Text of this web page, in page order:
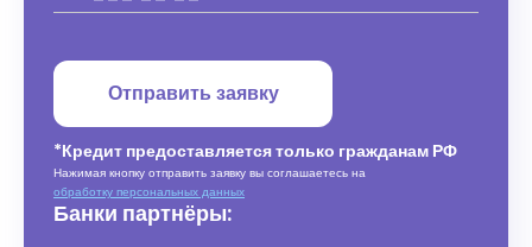
Отправить заявку
*Кредит предоставляется только гражданам РФ
Нажимая кнопку отправить заявку вы соглашаетесь на
обработку персональных данных
Банки партнёры: